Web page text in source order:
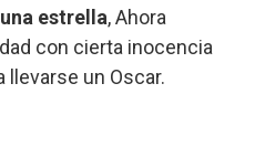
estrella, Ahora
con cierta inocencia
llevarse un Oscar.